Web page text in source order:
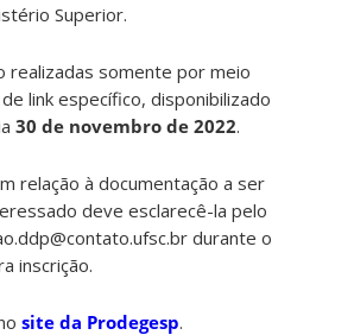
Superior.
realizadas somente por meio
link específico, disponibilizado
30 de novembro de 2022.
relação à documentação a ser
deve esclarecê-la pelo
durante o
inscrição.
site da Prodegesp.